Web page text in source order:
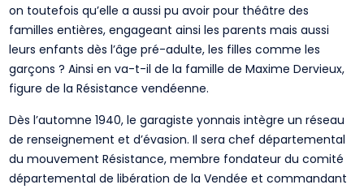
on toutefois qu’elle a aussi pu avoir pour théâtre des
familles entières, engageant ainsi les parents mais aussi
leurs enfants dès l’âge pré-adulte, les filles comme les
garçons ? Ainsi en va-t-il de la famille de Maxime Dervieux,
figure de la Résistance vendéenne.
Dès l’automne 1940, le garagiste yonnais intègre un réseau
de renseignement et d’évasion. Il sera chef départemental
du mouvement Résistance, membre fondateur du comité
départemental de libération de la Vendée et commandant